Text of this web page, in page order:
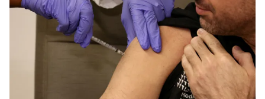
Thị trường 24h Tấm lòng Việt
VTV4 Vươn mình bằng AI
VTV8